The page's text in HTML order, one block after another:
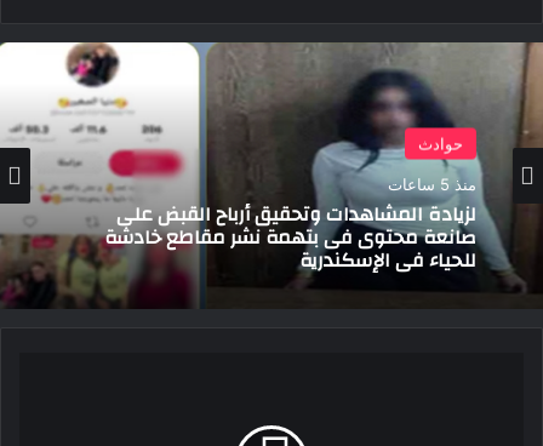
حوادث
منذ 5 ساعات
لزيادة المشاهدات وتحقيق أرباح القبض على
صانعة محتوى فى بتهمة نشر مقاطع خادشة
للحياء فى الإسكندرية